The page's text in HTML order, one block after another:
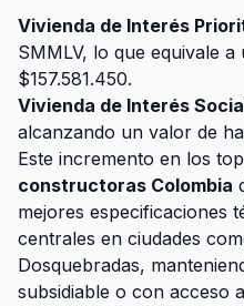
Vivienda de Interés
SMMLV, lo que equivale
$157.581.450.
Vivienda de Interés
alcanzando un valor de
Este incremento en los
constructoras Colombia
mejores especificaciones
centrales en ciudades
Dosquebradas,
subsidiable o con acceso